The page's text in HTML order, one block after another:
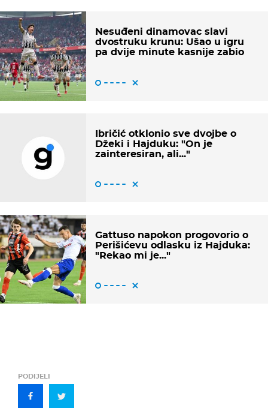
Nesuđeni dinamovac slavi
dvostruku krunu: Ušao u igru
pa dvije minute kasnije zabio
Ibričić otklonio sve dvojbe o
Džeki i Hajduku: "On je
zainteresiran, ali..."
Gattuso napokon progovorio o
Perišićevu odlasku iz Hajduka:
"Rekao mi je..."
PODIJELI